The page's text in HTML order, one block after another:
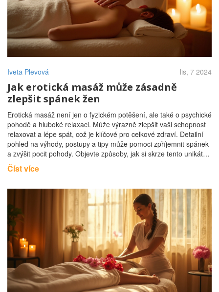
Iveta Plevová lis, 7 2024
Jak erotická masáž může zásadně
zlepšit spánek žen
Erotická masáž není jen o fyzickém potěšení, ale také o psychické
pohodě a hluboké relaxaci. Může výrazně zlepšit vaši schopnost
relaxovat a lépe spát, což je klíčové pro celkové zdraví. Detailní
pohled na výhody, postupy a tipy může pomoci zpříjemnit spánek
a zvýšit pocit pohody. Objevte způsoby, jak si skrze tento unikátní
druh masáže dopřát kvalitní odpočinek.
Číst více